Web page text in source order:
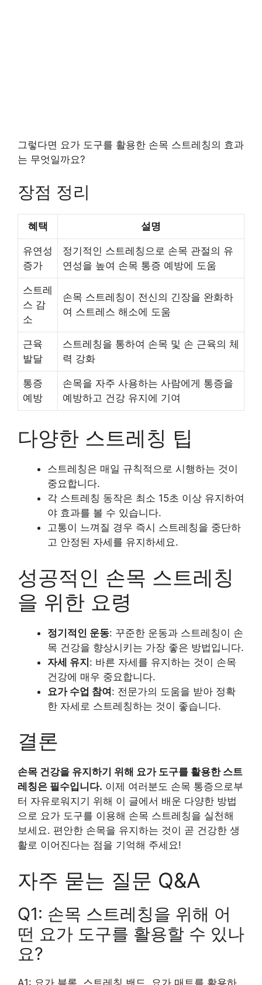
그렇다면 요가 도구를 활용한 손목 스트레칭의 효과
는 무엇일까요?
장점 정리
혜택 설명
유연성
증가
정기적인 스트레칭으로 손목 관절의 유
연성을 높여 손목 통증 예방에 도움
스트레
스 감
소
손목 스트레칭이 전신의 긴장을 완화하
여 스트레스 해소에 도움
근육
발달
스트레칭을 통하여 손목 및 손 근육의 체
력 강화
통증
예방
손목을 자주 사용하는 사람에게 통증을
예방하고 건강 유지에 기여
다양한 스트레칭 팁
스트레칭은 매일 규칙적으로 시행하는 것이
중요합니다.
각 스트레칭 동작은 최소 15초 이상 유지하여
야 효과를 볼 수 있습니다.
고통이 느껴질 경우 즉시 스트레칭을 중단하
고 안정된 자세를 유지하세요.
성공적인 손목 스트레칭
을 위한 요령
정기적인 운동: 꾸준한 운동과 스트레칭이 손
목 건강을 향상시키는 가장 좋은 방법입니다.
자세 유지: 바른 자세를 유지하는 것이 손목
건강에 매우 중요합니다.
요가 수업 참여: 전문가의 도움을 받아 정확
한 자세로 스트레칭하는 것이 좋습니다.
결론
손목 건강을 유지하기 위해 요가 도구를 활용한 스트
레칭은 필수입니다. 이제 여러분도 손목 통증으로부
터 자유로워지기 위해 이 글에서 배운 다양한 방법
으로 요가 도구를 이용해 손목 스트레칭을 실천해
보세요. 편안한 손목을 유지하는 것이 곧 건강한 생
활로 이어진다는 점을 기억해 주세요!
자주 묻는 질문 Q&A
Q1: 손목 스트레칭을 위해 어
떤 요가 도구를 활용할 수 있나
요?
A1: 요가 블록, 스트레칭 밴드, 요가 매트를 활용하